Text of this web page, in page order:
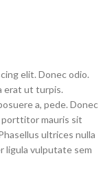
elit. Donec odio.
erat ut turpis.
a, pede. Donec
porttitor mauris sit
ultrices nulla
ligula vulputate sem